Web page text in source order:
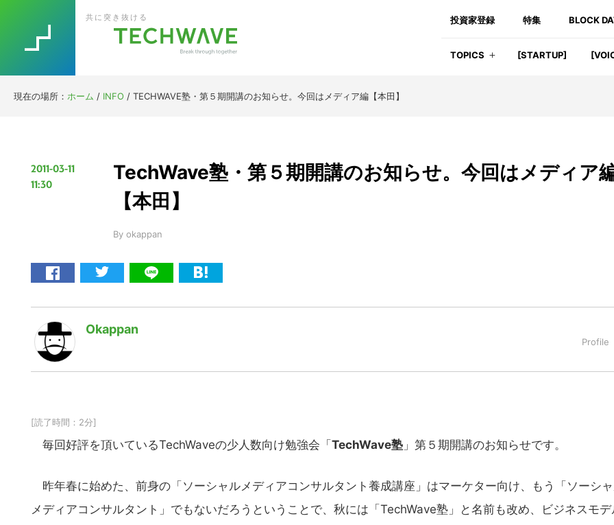
to
primary
to
main
to
primary
to
footer
投資家登録 特集 BLOCK
共に突き抜ける
TOPICS [STARTUP]
現在の場所： ホーム / INFO / TECHWAVE塾・第５期開講のお知らせ。今回はメディア編【本田】
2011-03-11
11:30
TechWave塾・第５期開講のお知らせ。今回はメディア
【本田】
By okappan
Okappan
[読了時間：2分]
毎回好評を頂いているTechWaveの少人数向け勉強会「 TechWave塾 」第５期開講のお知らせです。
昨年春に始めた、前身の「ソーシャルメディアコンサルタント養成講座」はマーケター向け、もう「ソーシ
メディアコンサルタント」でもないだろうということで、秋には「TechWave塾」と名前も改め、ビジネスモデ